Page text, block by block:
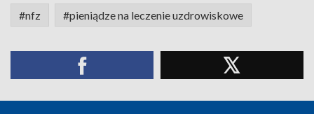
#nfz #pieniądze na leczenie uzdrowiskowe